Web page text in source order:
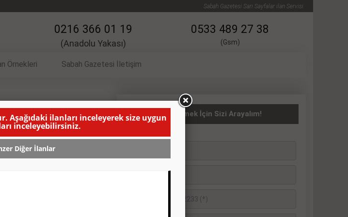
Sabah Gazetesi Sarı Sayfalar ilan Servisi
0216 366 01 19
(Anadolu Yakası)
0533 489 27 38
(Gsm)
Örnekleri Sabah Gazetesi İletişim
( BU İLANIN YAYINLANMA
VASITA İlanı Vermek İçin Sizi Arayalım!
Aşağıdaki ilanları inceleyerek size uygun
inceleyebilirsiniz.
Diğer İlanlar